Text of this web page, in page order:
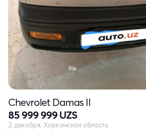
Chevrolet Damas II
85 999 999 UZS
2 декабря, Хорезмская область